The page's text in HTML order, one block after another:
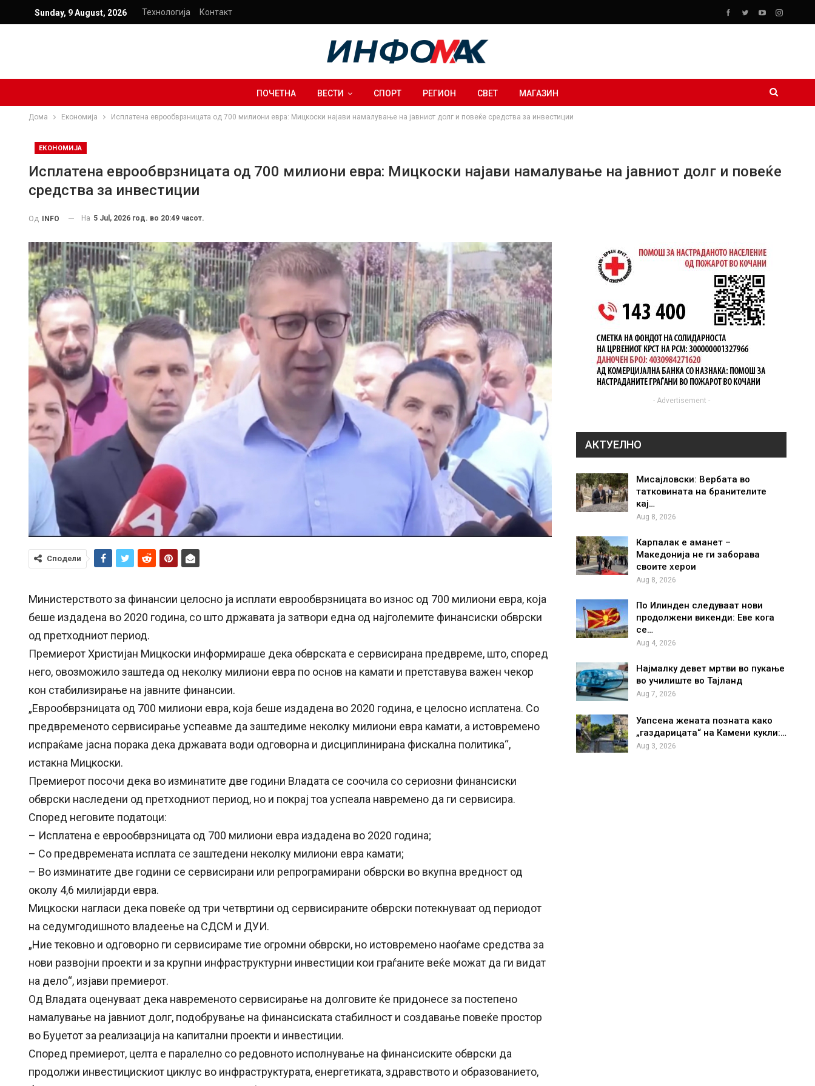
Sunday, 9 August, 2026 Технологија Контакт
ПОЧЕТНА ВЕСТИ СПОРТ РЕГИОН СВЕТ МАГАЗИН
Дома Економија Исплатена еврообврзницата од 700 милиони евра: Мицкоски најави намалување на јавниот долг и повеќе средства за инвестиции
ЕКОНОМИЈА
Исплатена еврообврзницата од 700 милиони евра: Мицкоски најави намалување на јавниот долг и повеќе
средства за инвестиции
Од INFO На 5 Jul, 2026 год. во 20:49 часот.
Сподели
Министерството за финансии целосно ја исплати еврообврзницата во износ од 700 милиони евра, која
беше издадена во 2020 година, со што државата ја затвори една од најголемите финансиски обврски
од претходниот период.
Премиерот Христијан Мицкоски информираше дека обврската е сервисирана предвреме, што, според
него, овозможило заштеда од неколку милиони евра по основ на камати и претставува важен чекор
кон стабилизирање на јавните финансии.
„Еврообврзницата од 700 милиони евра, која беше издадена во 2020 година, е целосно исплатена. Со
предвременото сервисирање успеавме да заштедиме неколку милиони евра камати, а истовремено
испраќаме јасна порака дека државата води одговорна и дисциплинирана фискална политика“,
истакна Мицкоски.
Премиерот посочи дека во изминатите две години Владата се соочила со сериозни финансиски
обврски наследени од претходниот период, но и покрај тоа успеала навремено да ги сервисира.
Според неговите податоци:
– Исплатена е еврообврзницата од 700 милиони евра издадена во 2020 година;
– Со предвремената исплата се заштедени неколку милиони евра камати;
– Во изминатите две години се сервисирани или репрограмирани обврски во вкупна вредност од
околу 4,6 милијарди евра.
Мицкоски нагласи дека повеќе од три четвртини од сервисираните обврски потекнуваат од периодот
на седумгодишното владеење на СДСМ и ДУИ.
„Ние тековно и одговорно ги сервисираме тие огромни обврски, но истовремено наоѓаме средства за
нови развојни проекти и за крупни инфраструктурни инвестиции кои граѓаните веќе можат да ги видат
на дело“, изјави премиерот.
Од Владата оценуваат дека навременото сервисирање на долговите ќе придонесе за постепено
намалување на јавниот долг, подобрување на финансиската стабилност и создавање повеќе простор
во Буџетот за реализација на капитални проекти и инвестиции.
Според премиерот, целта е паралелно со редовното исполнување на финансиските обврски да
продолжи инвестицискиот циклус во инфраструктурата, енергетиката, здравството и образованието,
- Advertisement -
АКТУЕЛНО
Мисајловски: Вербата во
татковината на бранителите
кај…
Aug 8, 2026
Карпалак е аманет –
Македонија не ги заборава
своите херои
Aug 8, 2026
По Илинден следуваат нови
продолжени викенди: Еве кога
се…
Aug 4, 2026
Најмалку девет мртви во пукање
во училиште во Тајланд
Aug 7, 2026
Уапсена жената позната како
„газдарицата“ на Камени кукли:…
Aug 3, 2026